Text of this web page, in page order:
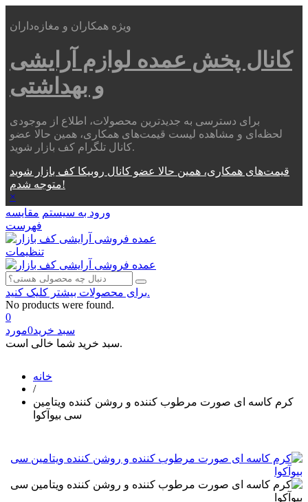
ویژه همکاران و مغازه‌داران
کانال پخش عمده لوازم آرایشی
و بهداشتی
برای دسترسی به جدیدترین محصولات، اطلاع از موجودی
لحظه‌ای و مشاهده لیست قیمت‌های همکاری، همین حالا عضو
کانال تلگرام کف بازار شوید.
قیمت‌های همکاری، همین حالا عضو کانال روبیکا کف بازار شوید
متوجه شدم!
×
ورود به سیستم مقایسه
فهرست
تنظیمات
برای محصولات بیشتر کلیک کنید.
No products were found.
0
سبد خرید0مورد
سبد خرید شما خالی است.
خانه
/
کرم کاسه ای صورت مرطوب کننده و روشن کننده ویتامین
سی بیوآکوا